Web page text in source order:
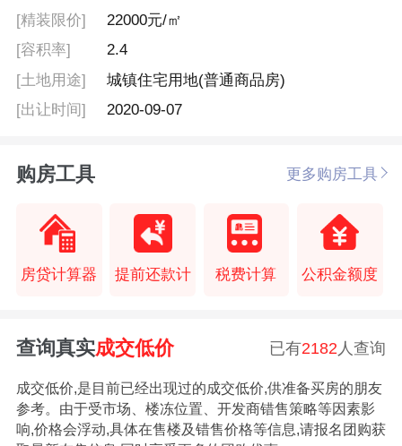
[精装限价]
22000元/㎡
[容积率]
2.4
[土地用途]
城镇住宅用地(普通商品房)
[出让时间]
2020-09-07
购房工具 更多购房工具
房贷计算器 提前还款计 税费计算 公积金额度
查询真实成交低价 已有2182人查询
成交低价,是目前已经出现过的成交低价,供准备买房的朋友
参考。由于受市场、楼冻位置、开发商错售策略等因素影
响,价格会浮动,具体在售楼及错售价格等信息,请报名团购获